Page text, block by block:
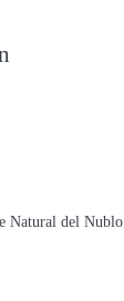
Natural del Nublo